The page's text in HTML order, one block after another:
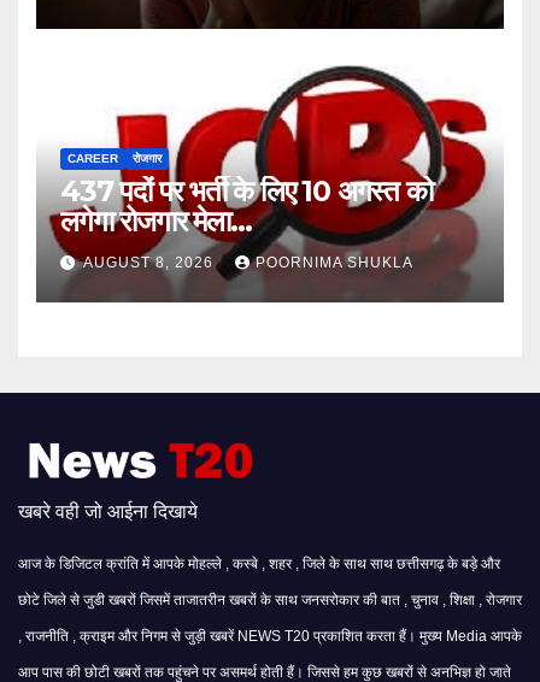
CAREER रोजगार
437 पदों पर भर्ती के लिए 10 अगस्त को
लगेगा रोजगार मेला…
AUGUST 8, 2026 POORNIMA SHUKLA
खबरे वही जो आईना दिखाये
आज के डिजिटल क्रांति में आपके मोहल्ले , कस्बे , शहर , जिले के साथ साथ छत्तीसगढ़ के बड़े और
छोटे जिले से जुडी खबरों जिसमें ताजातरीन खबरों के साथ जनसरोकार की बात , चुनाव , शिक्षा , रोजगार
, राजनीति , क्राइम और निगम से जुड़ी खबरें NEWS T20 प्रकाशित करता हैं। मुख्य Media आपके
आप पास की छोटी खबरों तक पहुंचने पर असमर्थ होती हैं। जिससे हम कुछ खबरों से अनभिज्ञ हो जाते